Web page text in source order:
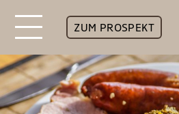
ZUM PROSPEKT